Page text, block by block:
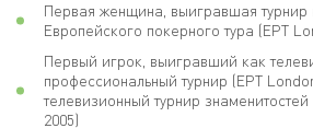
Первая женщина, выигравшая турнир
Европейского покерного тура (EPT
Первый игрок, выигравший как
профессиональный турнир (EPT
телевизионный турнир
2005)